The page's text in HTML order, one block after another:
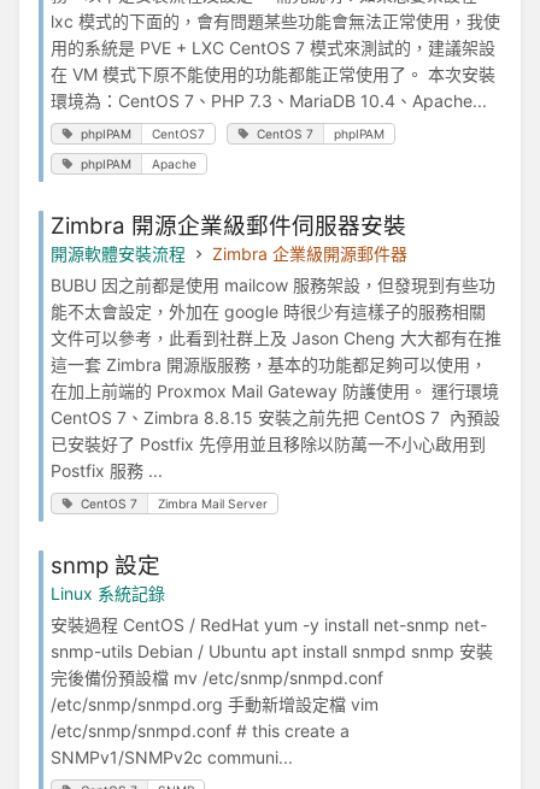
lxc 模式的下面的，會有問題某些功能會無法正常使用，我使
用的系統是 PVE + LXC CentOS 7 模式來測試的，建議架設
在 VM 模式下原不能使用的功能都能正常使用了。 本次安裝
環境為：CentOS 7、PHP 7.3、MariaDB 10.4、Apache...
phpIPAM CentOS7 CentOS 7 phpIPAM
phpIPAM Apache
Zimbra 開源企業級郵件伺服器安裝
開源軟體安裝流程
Zimbra 企業級開源郵件器
BUBU 因之前都是使用 mailcow 服務架設，但發現到有些功
能不太會設定，外加在 google 時很少有這樣子的服務相關
文件可以參考，此看到社群上及 Jason Cheng 大大都有在推
這一套 Zimbra 開源版服務，基本的功能都足夠可以使用，
在加上前端的 Proxmox Mail Gateway 防護使用。 運行環境
CentOS 7、Zimbra 8.8.15 安裝之前先把 CentOS 7 內預設
已安裝好了 Postfix 先停用並且移除以防萬一不小心啟用到
Postfix 服務 ...
CentOS 7 Zimbra Mail Server
snmp 設定
Linux 系統記錄
安裝過程 CentOS / RedHat yum -y install net-snmp net-
snmp-utils Debian / Ubuntu apt install snmpd snmp 安裝
完後備份預設檔 mv /etc/snmp/snmpd.conf
/etc/snmp/snmpd.org 手動新增設定檔 vim
/etc/snmp/snmpd.conf # this create a
SNMPv1/SNMPv2c communi...